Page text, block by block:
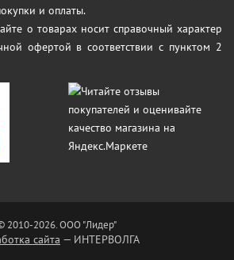
и оплаты.
о товарах носит справочный характер
офертой в соответствии с пунктом 2
2010-2026. ООО "Лидер"
сайта — ИНТЕРВОЛГА